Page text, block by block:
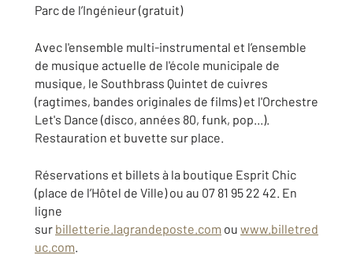
Parc de l’Ingénieur (gratuit)
Avec l'ensemble multi-instrumental et l’ensemble
de musique actuelle de l'école municipale de
musique, le Southbrass Quintet de cuivres
(ragtimes, bandes originales de films) et l'Orchestre
Let's Dance (disco, années 80, funk, pop...).
Restauration et buvette sur place.
Réservations et billets à la boutique Esprit Chic
(place de l’Hôtel de Ville) ou au 07 81 95 22 42. En
ligne
sur billetterie.lagrandeposte.com ou www.billetred
uc.com.